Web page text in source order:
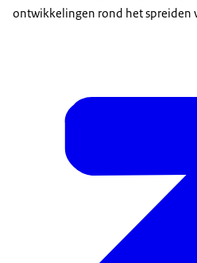
ontwikkelingen rond het spreiden